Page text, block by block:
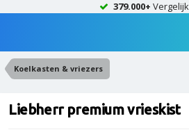
379.000+
Koelkasten & vriezers
Liebherr premium vrieskist